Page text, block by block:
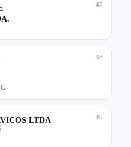
47
48
49
LTDA